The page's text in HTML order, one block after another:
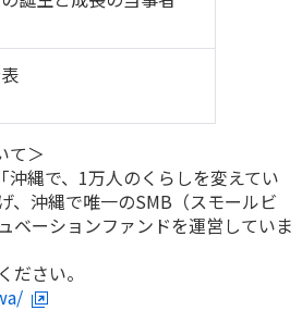
て＞
沖縄で、1万人のくらしを変えてい
、沖縄で唯一のSMB（スモールビ
ベーションファンドを運営していま
さい。